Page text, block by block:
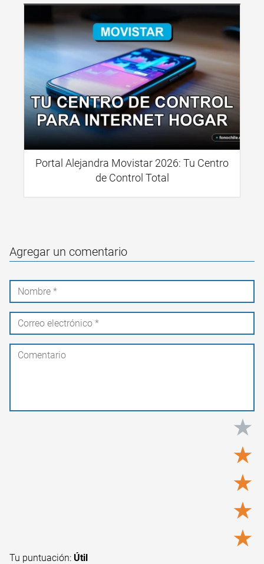
Portal Alejandra Movistar 2026: Tu Centro
de Control Total
Agregar un comentario
★
★
★
★
★
Tu puntuación: Útil